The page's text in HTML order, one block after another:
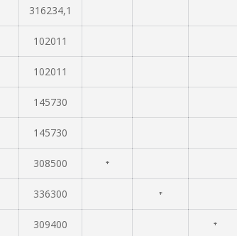
316234,1
102011
102011
145730
145730
308500 ⁺
336300 ⁺
309400 ⁺